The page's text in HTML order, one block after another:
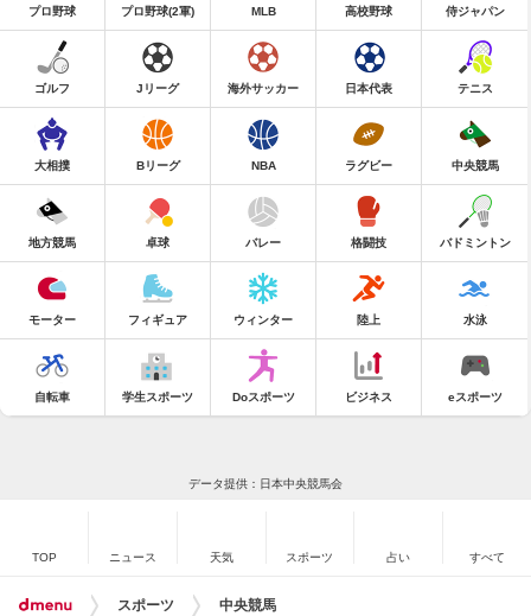
プロ野球 プロ野球(2軍) MLB 高校野球 侍ジャパン
ゴルフ Jリーグ 海外サッカー 日本代表 テニス
大相撲 Bリーグ NBA ラグビー 中央競馬
地方競馬 卓球 バレー 格闘技 バドミントン
モーター フィギュア ウィンター 陸上 水泳
自転車 学生スポーツ Doスポーツ ビジネス eスポーツ
データ提供：日本中央競馬会
TOP ニュース 天気 スポーツ 占い すべて
スポーツ 中央競馬